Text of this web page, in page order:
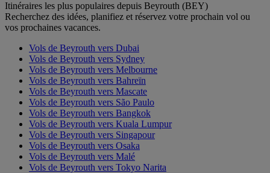
Itinéraires les plus populaires depuis Beyrouth (BEY)
Recherchez des idées, planifiez et réservez votre prochain vol ou
vos prochaines vacances.
Vols de Beyrouth vers Dubai
Vols de Beyrouth vers Sydney
Vols de Beyrouth vers Melbourne
Vols de Beyrouth vers Bahreïn
Vols de Beyrouth vers Mascate
Vols de Beyrouth vers São Paulo
Vols de Beyrouth vers Bangkok
Vols de Beyrouth vers Kuala Lumpur
Vols de Beyrouth vers Singapour
Vols de Beyrouth vers Osaka
Vols de Beyrouth vers Malé
Vols de Beyrouth vers Tokyo Narita